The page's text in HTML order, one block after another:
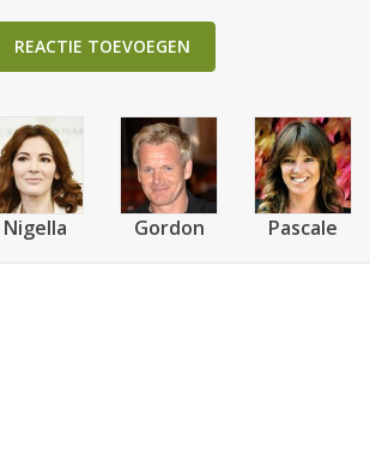
REACTIE TOEVOEGEN
Nigella Gordon Pascale